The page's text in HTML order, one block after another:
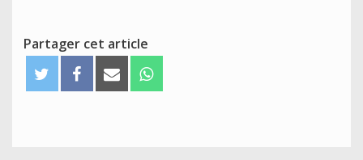
Partager cet article
w
a
m
h